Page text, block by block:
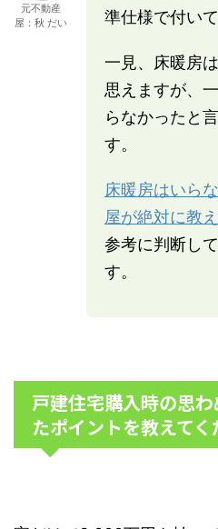
元不動産
屋：秋 だい
準仕様で付い
一見、床暖房
思えますが、
らなかったと
す。
床暖房はいら
屋が絶対に教
参考に判断し
す。
戸建住宅購入時の思
たポイントを教えてく